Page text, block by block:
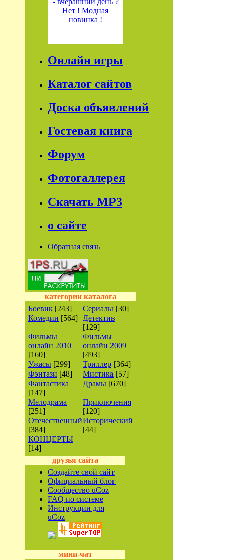
Онлайн игры
Каталог сайтов
Доска объявлений
Гостевая книга
Форум
Фотогаллерея
Скачать МР3
о сайте
Обратная связь
категории каталога
Боевик [243] Сериалы [30]
Комедии [564]
Детектив
[129]
Фильмы
онлайн 2010
[160]
Фильмы
онлайн 2009
[493]
Ужасы [299] Триллер [364]
Фэнтази [48] Мистика [57]
Фантастика
[147]
Драмы [670]
Мелодрама
[251]
Приключения
[120]
Отечественный
[384]
Исторический
[44]
КОНЦЕРТЫ
[14]
друзья сайта
Создайте свой сайт
Официальный блог
Сообщество uCoz
FAQ по системе
Инструкции для
uCoz
мини-чат